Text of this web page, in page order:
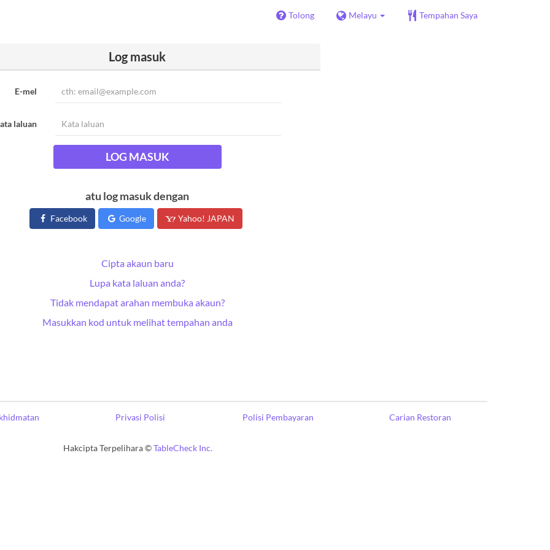
Tolong Melayu Tempahan Saya
Log masuk
E-mel
laluan
LOG MASUK
atu log masuk dengan
Facebook Google Yahoo! JAPAN
Cipta akaun baru
Lupa kata laluan anda?
Tidak mendapat arahan membuka akaun?
Masukkan kod untuk melihat tempahan anda
Privasi Polisi Polisi Pembayaran Carian Restoran
Hakcipta Terpelihara ©TableCheck Inc.